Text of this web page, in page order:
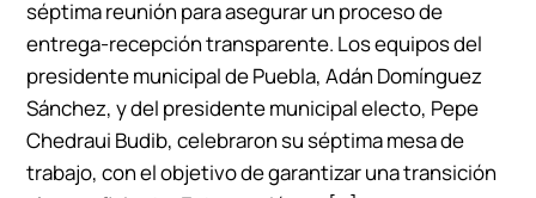
séptima reunión para asegurar un proceso de
entrega-recepción transparente. Los equipos del
presidente municipal de Puebla, Adán Domínguez
Sánchez, y del presidente municipal electo, Pepe
Chedraui Budib, celebraron su séptima mesa de
trabajo, con el objetivo de garantizar una transición